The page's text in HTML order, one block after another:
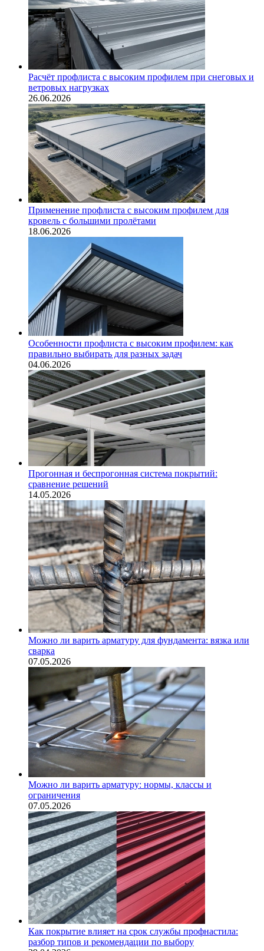
Расчёт профлиста с высоким профилем при снеговых и
ветровых нагрузках
26.06.2026
Применение профлиста с высоким профилем для
кровель с большими пролётами
18.06.2026
Особенности профлиста с высоким профилем: как
правильно выбирать для разных задач
04.06.2026
Прогонная и беспрогонная система покрытий:
сравнение решений
14.05.2026
Можно ли варить арматуру для фундамента: вязка или
сварка
07.05.2026
Можно ли варить арматуру: нормы, классы и
ограничения
07.05.2026
Как покрытие влияет на срок службы профнастила:
разбор типов и рекомендации по выбору